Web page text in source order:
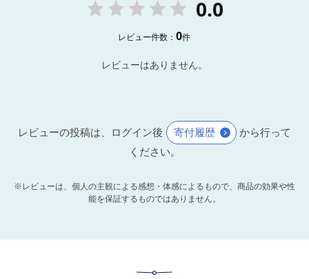
0.0
レビュー件数：0件
レビューはありません。
レビューの投稿は、ログイン後 寄付履歴
から行って
ください。
※レビューは、個人の主観による感想・体感によるもので、商品の効果や性
能を保証するものではありません。